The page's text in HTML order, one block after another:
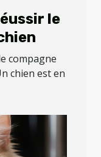
le
compagne
chien est en